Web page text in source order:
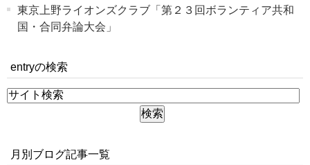
東京上野ライオンズクラブ「第２３回ボランティア共和
国・合同弁論大会」
entryの検索
月別ブログ記事一覧